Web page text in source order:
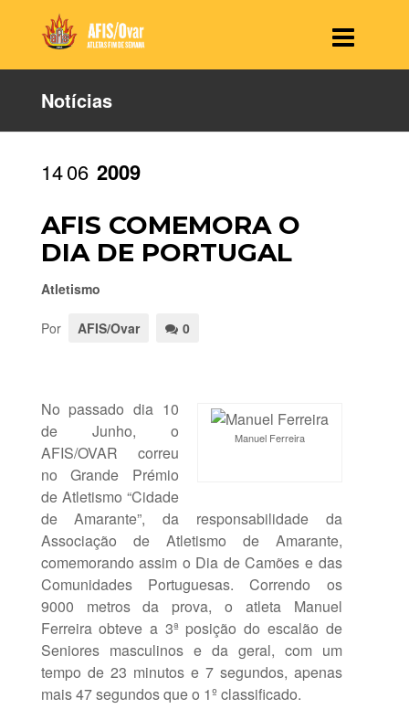
Notícias
1406 2009
AFIS COMEMORA O
DIA DE PORTUGAL
Atletismo
Por AFIS/Ovar 0
Manuel Ferreira
No passado dia 10
de Junho, o
AFIS/OVAR correu
no Grande Prémio
de Atletismo “Cidade
de Amarante”, da responsabilidade da
Associação de Atletismo de Amarante,
comemorando assim o Dia de Camões e das
Comunidades Portuguesas. Correndo os
9000 metros da prova, o atleta Manuel
Ferreira obteve a 3ª posição do escalão de
Seniores masculinos e da geral, com um
tempo de 23 minutos e 7 segundos, apenas
mais 47 segundos que o 1º classificado.